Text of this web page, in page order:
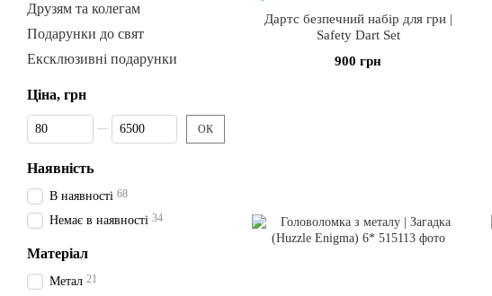
Дартс безпечний набір для гри |
Safety Dart Set
900 грн
Друзям та колегам
Подарунки до свят
Ексклюзивні подарунки
Ціна, грн
Від Ціна, грн
До Ціна, грн
ОК
Наявність
В наявності 68
Немає в наявності 34
Матеріал
Метал 21